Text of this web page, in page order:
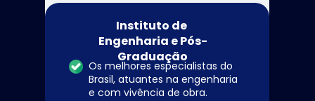
Instituto de
Engenharia e Pós-
Graduação
Os melhores especialistas do
Brasil, atuantes na engenharia
e com vivência de obra.